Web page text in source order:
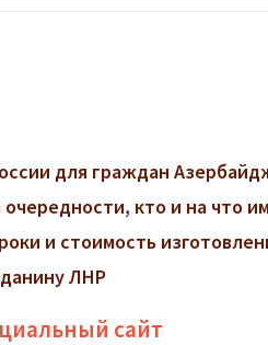
для граждан
кто и на что
и стоимость
ЛНР
сайт